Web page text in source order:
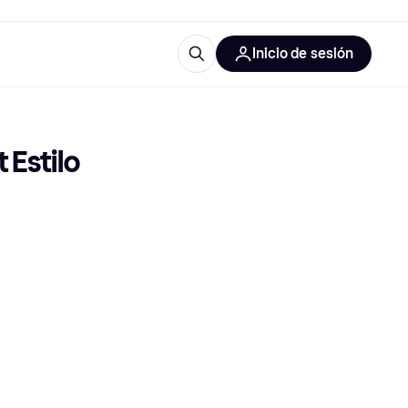
Inicio de sesión
Estilo